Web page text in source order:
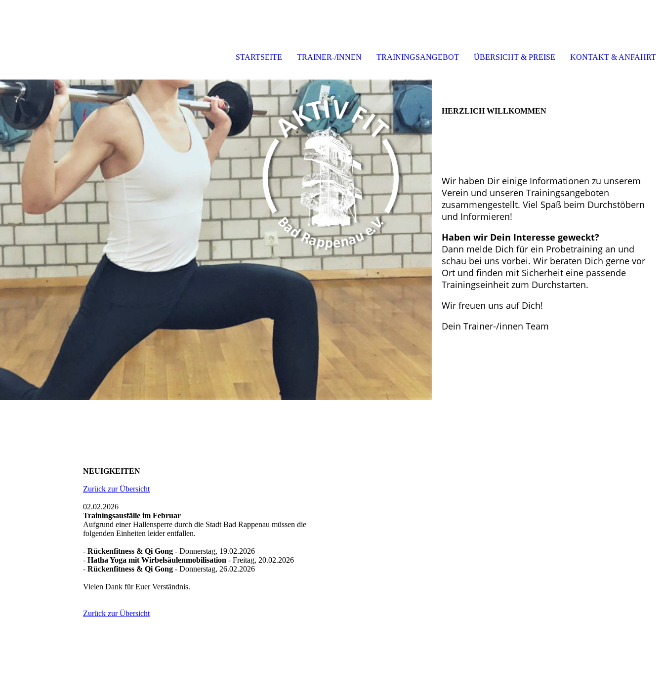
STARTSEITE TRAINER-/INNEN TRAININGSANGEBOT ÜBERSICHT & PREISE KONTAKT & ANFAHRT
HERZLICH WILLKOMMEN
Wir haben Dir einige Informationen zu unserem
Verein und unseren Trainingsangeboten
zusammengestellt. Viel Spaß beim Durchstöbern
und Informieren!
Haben wir Dein Interesse geweckt?
Dann melde Dich für ein Probetraining an und
schau bei uns vorbei. Wir beraten Dich gerne vor
Ort und finden mit Sicherheit eine passende
Trainingseinheit zum Durchstarten.
Wir freuen uns auf Dich!
Dein Trainer-/innen Team
NEUIGKEITEN
Zurück zur Übersicht
02.02.2026
Trainingsausfälle im Februar
Aufgrund einer Hallensperre durch die Stadt Bad Rappenau müssen die
folgenden Einheiten leider entfallen.
- Rückenfitness & Qi Gong - Donnerstag, 19.02.2026
- Hatha Yoga mit Wirbelsäulenmobilisation - Freitag, 20.02.2026
- Rückenfitness & Qi Gong - Donnerstag, 26.02.2026
Vielen Dank für Euer Verständnis.
Zurück zur Übersicht